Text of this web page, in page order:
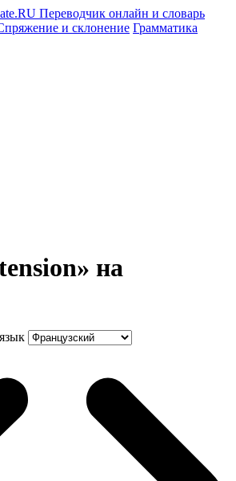
и склонение Грамматика
на